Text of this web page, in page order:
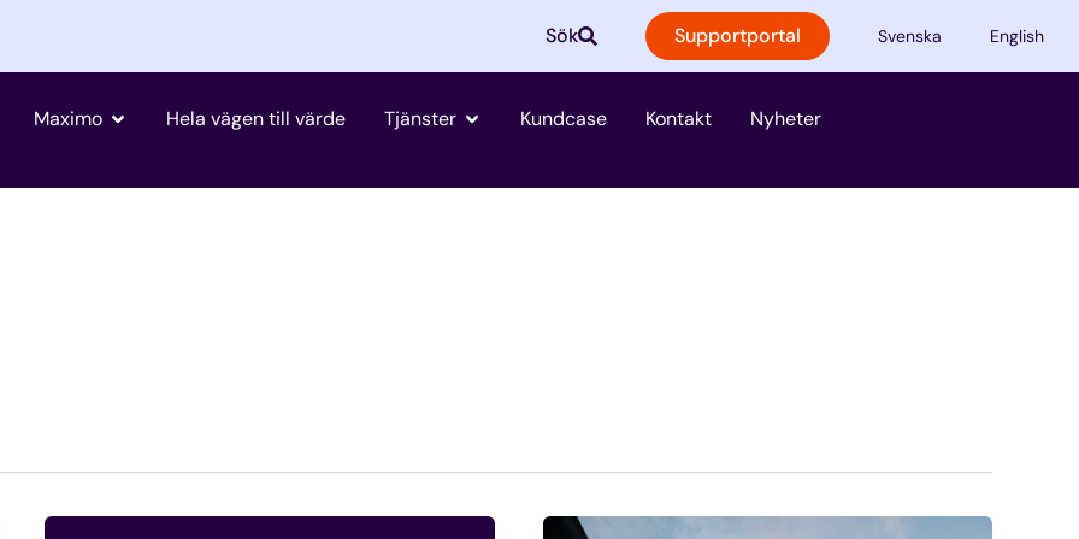
Svenska English
Supportportal
Sök
Maximo Öppna Maximo
Hela vägen till värde Tjänster Öppna Tjänster
Kundcase Kontakt Nyheter